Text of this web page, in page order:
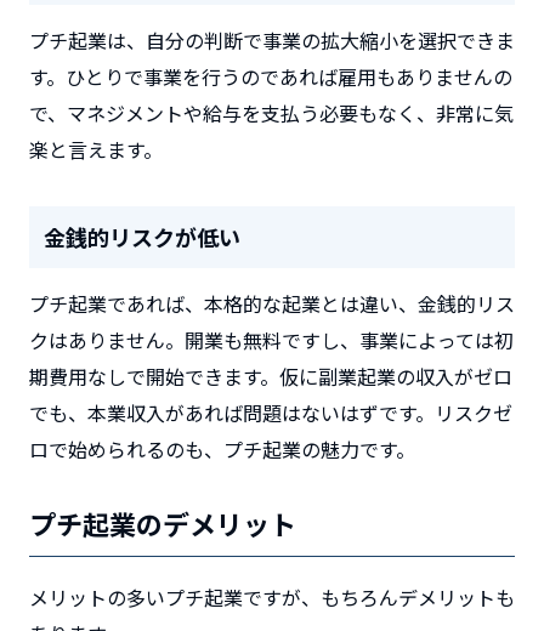
プチ起業は、自分の判断で事業の拡大縮小を選択できま
す。ひとりで事業を行うのであれば雇用もありませんの
で、マネジメントや給与を支払う必要もなく、非常に気
楽と言えます。
金銭的リスクが低い
プチ起業であれば、本格的な起業とは違い、金銭的リス
クはありません。開業も無料ですし、事業によっては初
期費用なしで開始できます。仮に副業起業の収入がゼロ
でも、本業収入があれば問題はないはずです。リスクゼ
ロで始められるのも、プチ起業の魅力です。
プチ起業のデメリット
メリットの多いプチ起業ですが、もちろんデメリットも